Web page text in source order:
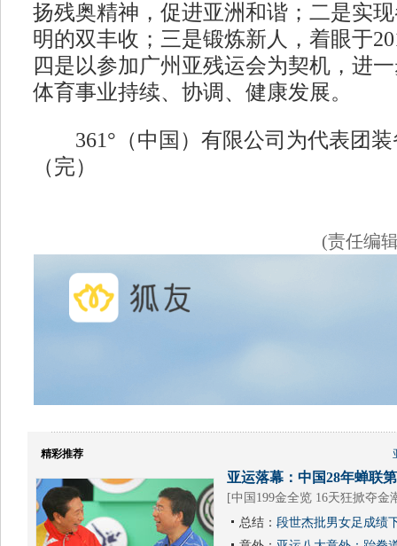
扬残奥精神，促进亚洲和谐；二是实
明的双丰收；三是锻炼新人，着眼于
四是以参加广州亚残运会为契机，进
体育事业持续、协调、健康发展。
361°（中国）有限公司为代表团装
（完）
(责任编
精彩推荐
亚运落幕：中国28年蝉联
[中国199金全览 16天狂掀夺金
总结： 段世杰批男女足成绩